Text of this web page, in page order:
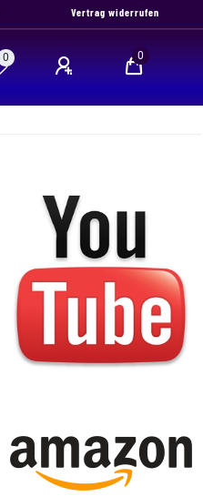
Vertrag widerrufen
0 0